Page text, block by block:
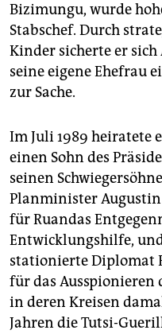
Bizimungu, wurde
Stabschef. Durch
Kinder sicherte er
seine eigene Ehefrau
zur Sache.
Im Juli 1989 heiratete
einen Sohn des
seinen
Planminister
für Ruandas
Entwicklungshilfe,
stationierte Diplomat
für das
in deren Kreisen
Jahren die Tutsi-